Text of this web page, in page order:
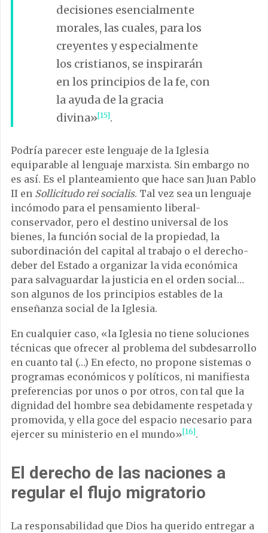
decisiones esencialmente
morales, las cuales, para los
creyentes y especialmente
los cristianos, se inspirarán
en los principios de la fe, con
la ayuda de la gracia
divina»[15].
Podría parecer este lenguaje de la Iglesia
equiparable al lenguaje marxista. Sin embargo no
es así. Es el planteamiento que hace san Juan Pablo
II en Sollicitudo rei socialis. Tal vez sea un lenguaje
incómodo para el pensamiento liberal-
conservador, pero el destino universal de los
bienes, la función social de la propiedad, la
subordinación del capital al trabajo o el derecho-
deber del Estado a organizar la vida económica
para salvaguardar la justicia en el orden social…
son algunos de los principios estables de la
enseñanza social de la Iglesia.
En cualquier caso, «la Iglesia no tiene soluciones
técnicas que ofrecer al problema del subdesarrollo
en cuanto tal (…) En efecto, no propone sistemas o
programas económicos y políticos, ni manifiesta
preferencias por unos o por otros, con tal que la
dignidad del hombre sea debidamente respetada y
promovida, y ella goce del espacio necesario para
ejercer su ministerio en el mundo»[16].
El derecho de las naciones a
regular el flujo migratorio
La responsabilidad que Dios ha querido entregar a